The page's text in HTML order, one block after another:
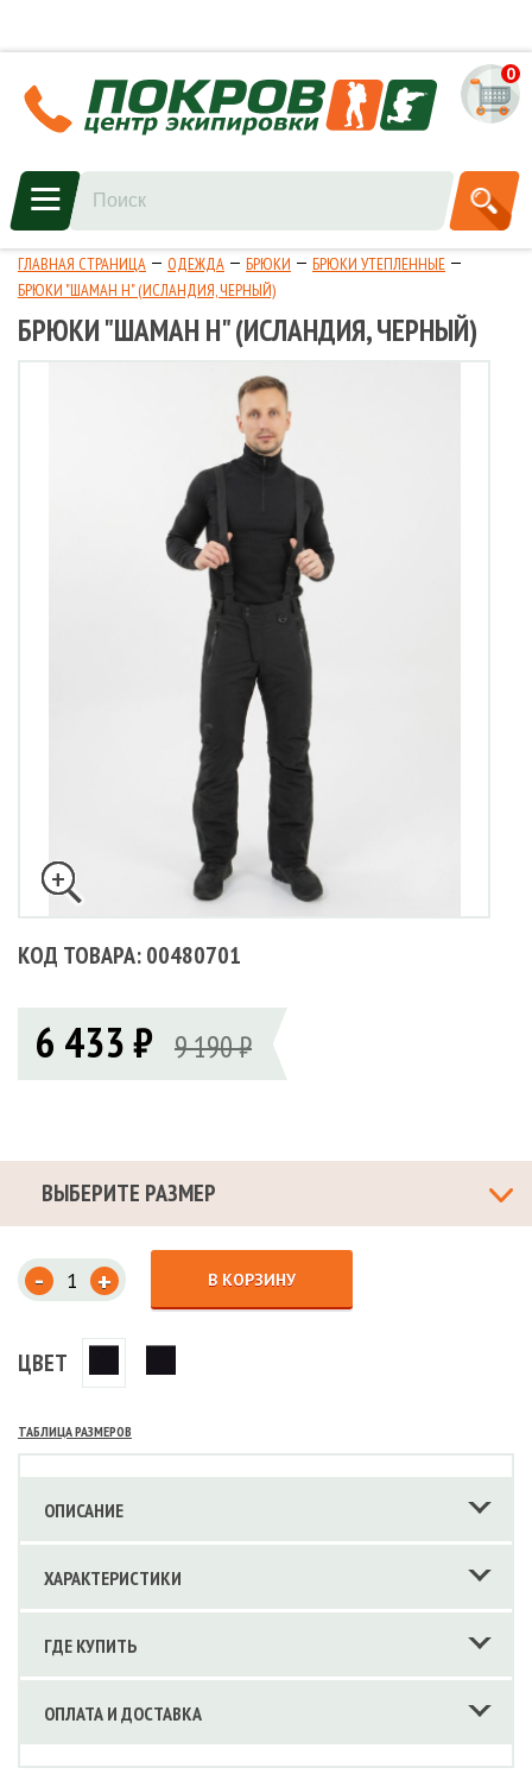
0
ГЛАВНАЯ СТРАНИЦА ОДЕЖДА БРЮКИ
БРЮКИ УТЕПЛЕННЫЕ
БРЮКИ "ШАМАН Н" (ИСЛАНДИЯ, ЧЕРНЫЙ)
БРЮКИ "ШАМАН Н" (ИСЛАНДИЯ, ЧЕРНЫЙ)
КОД ТОВАРА: 00480701
6 433 ₽ 9 190 ₽
ВЫБЕРИТЕ РАЗМЕР
- + В КОРЗИНУ
ЦВЕТ
ТАБЛИЦА РАЗМЕРОВ
ОПИСАНИЕ
ХАРАКТЕРИСТИКИ
ГДЕ КУПИТЬ
ОПЛАТА И ДОСТАВКА